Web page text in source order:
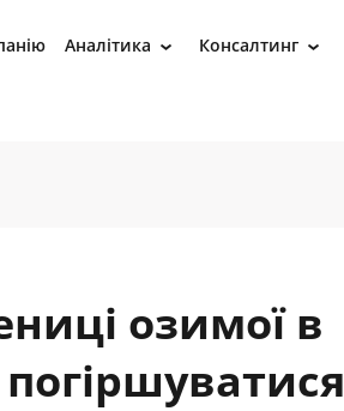
Аналітика › Консалтинг ›
озимої в